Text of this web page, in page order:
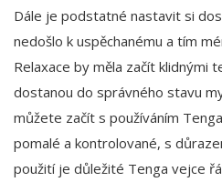
Dále je podstatné nastavit si
nedošlo k uspěchanému a tím
Relaxace by měla začít klidnými
dostanou do správného stavu
můžete začít s používáním
pomalé a kontrolované, s
použití je důležité Tenga vejce